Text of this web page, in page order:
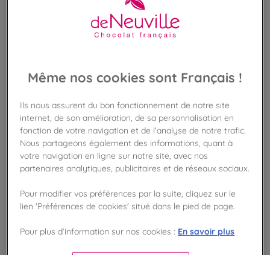
Même nos cookies sont Français !
Ils nous assurent du bon fonctionnement de notre site
internet, de son amélioration, de sa personnalisation en
fonction de votre navigation et de l'analyse de notre trafic.
Nous partageons également des informations, quant à
votre navigation en ligne sur notre site, avec nos
partenaires analytiques, publicitaires et de réseaux sociaux.
Pour modifier vos préférences par la suite, cliquez sur le
lien 'Préférences de cookies' situé dans le pied de page.
Pour plus d’information sur nos cookies : En savoir plus